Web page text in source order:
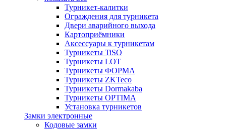
Турникет-калитки
Ограждения для турникета
Двери аварийного выхода
Картоприёмники
Аксессуары к турникетам
Турникеты TiSO
Турникеты LOT
Турникеты ФОРМА
Турникеты ZKTeco
Турникеты Dormakaba
Турникеты OPTIMA
Установка турникетов
Замки электронные
Кодовые замки